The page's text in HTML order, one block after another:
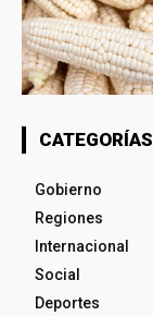
CATEGORÍAS
Gobierno
Regiones
Internacional
Social
Deportes